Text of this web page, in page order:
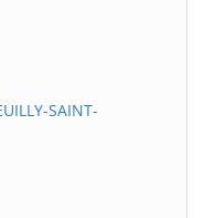
SAINT-